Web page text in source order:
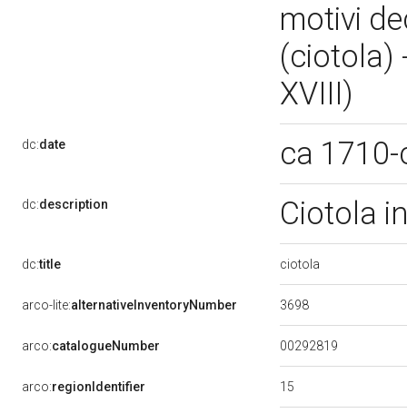
motivi
(ciotola)
XVIII)
dc:date ca
dc:description Ciotola
dc:title ciotola
arco-lite:alternativeInventoryNumber 3698
arco:catalogueNumber 00292819
arco:regionIdentifier 15